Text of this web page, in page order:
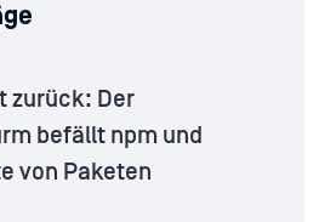
zurück: Der
befällt npm und
von Paketen